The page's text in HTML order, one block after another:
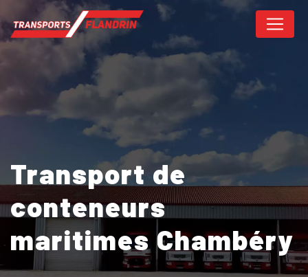
Transport de
conteneurs
maritimes Chambéry
Panneau de gestion des cookies